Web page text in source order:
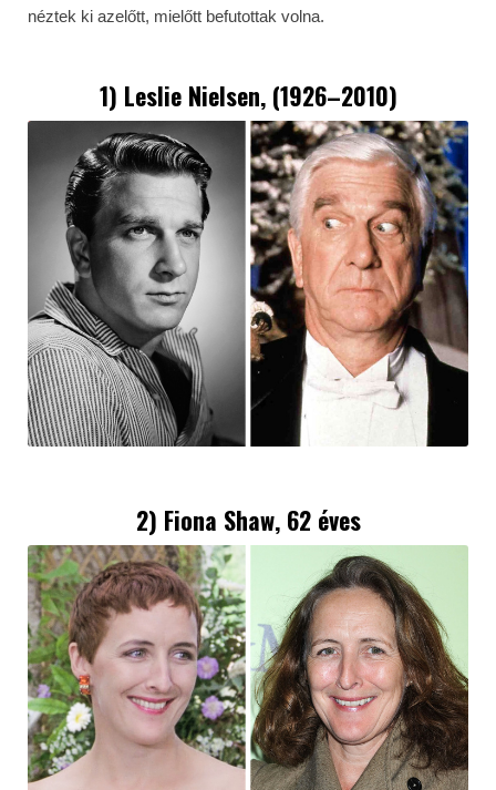
néztek ki azelőtt, mielőtt befutottak volna.
1) Leslie Nielsen, (1926–2010)
2) Fiona Shaw, 62 éves